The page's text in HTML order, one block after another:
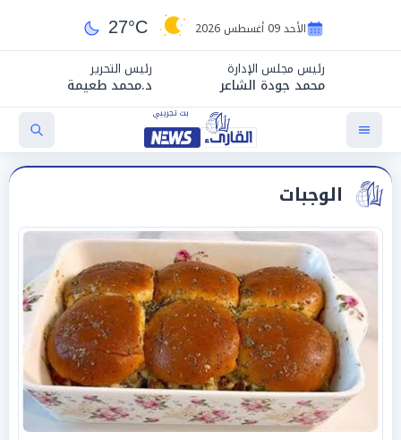
الأحد 09 أغسطس 2026 27°C
رئيس مجلس الإدارة
محمد جودة الشاعر
رئيس التحرير
د.محمد طعيمة
الوجبات